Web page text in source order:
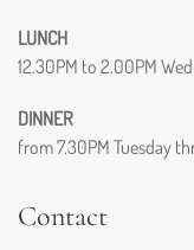
LUNCH
12.30PM to 2.00PM
DINNER
from 7.30PM Tuesday
Contact